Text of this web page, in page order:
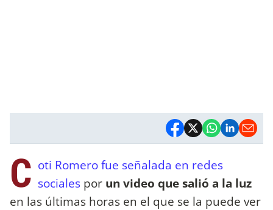
C oti Romero fue señalada en redes
sociales por un video que salió a la luz
en las últimas horas en el que se la puede ver